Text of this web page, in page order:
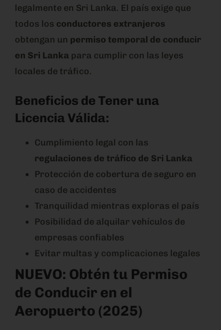
legalmente en Sri Lanka. El país exige que
todos los conductores extranjeros
obtengan un permiso temporal de conducir
en Sri Lanka para cumplir con las leyes
locales de tráfico.
Beneficios de Tener una
Licencia Válida:
Cumplimiento legal con las
regulaciones de tráfico de Sri Lanka
Protección de cobertura de seguro en
caso de accidentes
Tranquilidad mientras exploras el país
Posibilidad de alquilar vehículos de
empresas confiables
Evitar multas y complicaciones legales
NUEVO: Obtén tu Permiso
de Conducir en el
Aeropuerto (2025)